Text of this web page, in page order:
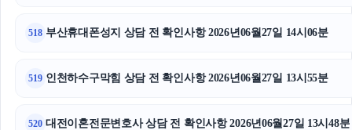
518 부산휴대폰성지 상담 전 확인사항 2026년06월27일 14시06분
519 인천하수구막힘 상담 전 확인사항 2026년06월27일 13시55분
520 대전이혼전문변호사 상담 전 확인사항 2026년06월27일 13시48분